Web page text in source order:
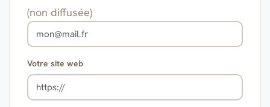
(non diffusée)
Votre site web